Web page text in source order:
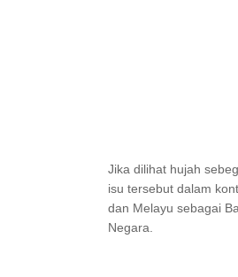
Jika dilihat hujah
isu tersebut dalam
dan Melayu sebagai
Negara.